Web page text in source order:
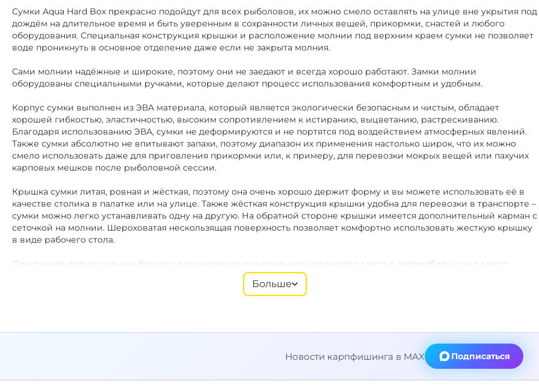
Сумки Aqua Hard Box прекрасно подойдут для всех рыболовов, их можно смело оставлять на улице вне укрытия под
дождём на длительное время и быть уверенным в сохранности личных вещей, прикормки, снастей и любого
оборудования. Специальная конструкция крышки и расположение молнии под верхним краем сумки не позволяет
воде проникнуть в основное отделение даже если не закрыта молния.
Сами молнии надёжные и широкие, поэтому они не заедают и всегда хорошо работают. Замки молнии
оборудованы специальными ручками, которые делают процесс использования комфортным и удобным.
Корпус сумки выполнен из ЭВА материала, который является экологически безопасным и чистым, обладает
хорошей гибкостью, эластичностью, высоким сопротивлением к истиранию, выцветанию, растрескиванию.
Благодаря использованию ЭВА, сумки не деформируются и не портятся под воздействием атмосферных явлений.
Также сумки абсолютно не впитывают запахи, поэтому диапазон их применения настолько широк, что их можно
смело использовать даже для приговления прикормки или, к примеру, для перевозки мокрых вещей или пахучих
карповых мешков после рыболовной сессии.
Крышка сумки литая, ровная и жёсткая, поэтому она очень хорошо держит форму и вы можете использовать её в
качестве столика в палатке или на улице. Также жёсткая конструкция крышки удобна для перевозки в транспорте –
сумки можно легко устанавливать одну на другую. На обратной стороне крышки имеется дополнительный карман с
сеточкой на молнии. Шероховатая нескользящая поверхность позволяет комфортно использовать жесткую крышку
в виде рабочего стола.
Практичная прямоугольная форма сумок экономит значительное количество места в автомобиле или в месте
хранения, так как позволяет заполнить всё пространство. Сумку можно располагать под раскладушкой в палатке,
удобно перевозить в лодке или в тележке. Несколько сумок вместе образуют плоскую и жёсткую платформу, на
которую можно укладывать дополнительное оборудование.
длине наплечный ремень с резиновой вставкой снабжен двумя карабинами. В случаях, когда ремень не нужен, его
можно отстегнуть. В отдельном виде наплечный ремень универсален и может использоваться для
Больше
Новости карпфишинга в MAX Подписаться